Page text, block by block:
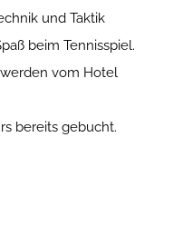
und Taktik
beim Tennisspiel.
vom Hotel
bereits gebucht.